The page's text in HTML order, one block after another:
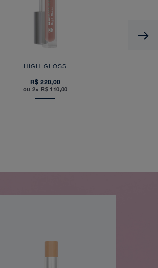
HIGH GLOSS
R$ 220,00
ou 2× R$ 110,00